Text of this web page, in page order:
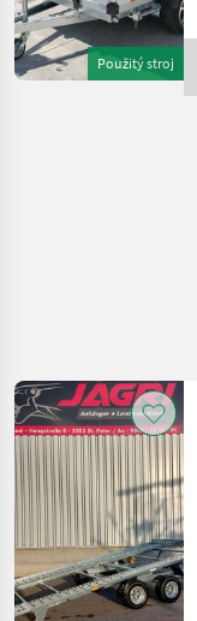
Použitý stroj